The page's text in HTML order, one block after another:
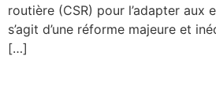
routière (CSR) pour l’adapter aux
s’agit d’une réforme majeure et
[…]